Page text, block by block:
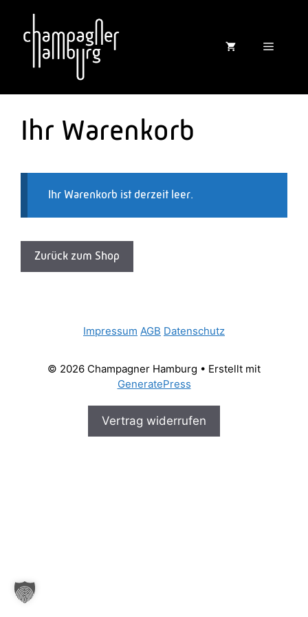
springen
Menü
Ihr Warenkorb
Ihr Warenkorb ist derzeit leer.
Zurück zum Shop
Impressum AGB Datenschutz
© 2026 Champagner Hamburg • Erstellt mit
GeneratePress
Vertrag widerrufen